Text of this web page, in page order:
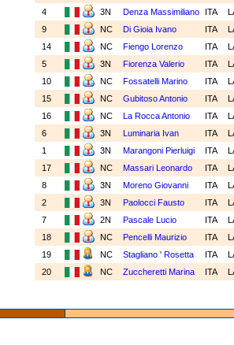
4
3N Denza Massimiliano ITA
9
NC Di Gioia Ivano ITA
14
NC Fiengo Lorenzo ITA
5
3N Fiorenza Valerio ITA
10
NC Fossatelli Marino ITA
15
NC Gubitoso Antonio ITA
16
NC La Rocca Antonio ITA
6
3N Luminaria Ivan ITA
1
3N Marangoni Pierluigi ITA
17
NC Massari Leonardo ITA
8
3N Moreno Giovanni ITA
2
3N Paolocci Fausto ITA
7
2N Pascale Lucio ITA
18
NC Pencelli Maurizio ITA
19
NC Stagliano ' Rosetta ITA
20
NC Zuccheretti Marina ITA